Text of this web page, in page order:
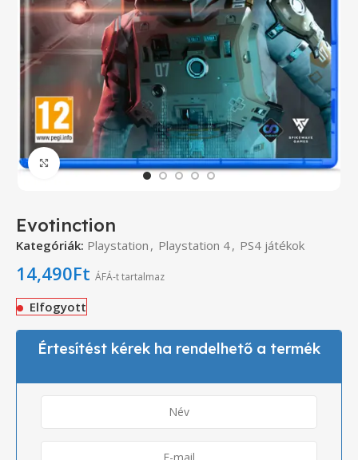
Click to enlarge
Evotinction
Kategóriák: Playstation , Playstation 4, PS4 játékok
14,490Ft ÁFÁ-t tartalmaz
Elfogyott
Értesítést kérek ha rendelhető a termék